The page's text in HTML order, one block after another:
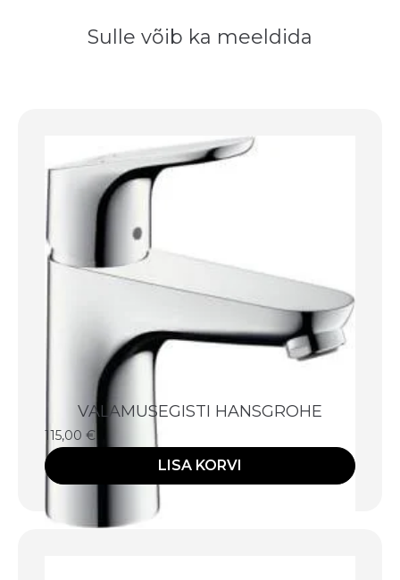
Sulle võib ka meeldida
VALAMUSEGISTI HANSGROHE
115,00 €
LISA KORVI